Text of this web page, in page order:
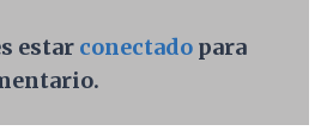
estar conectado para